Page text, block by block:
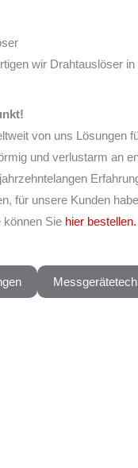
wir Drahtauslöser
von uns Lösungen
und verlustarm an
für unsere Kunden
können Sie hier bestellen.